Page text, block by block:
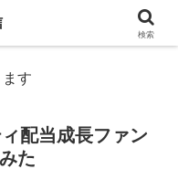
す
配当成長ファン
た
検索